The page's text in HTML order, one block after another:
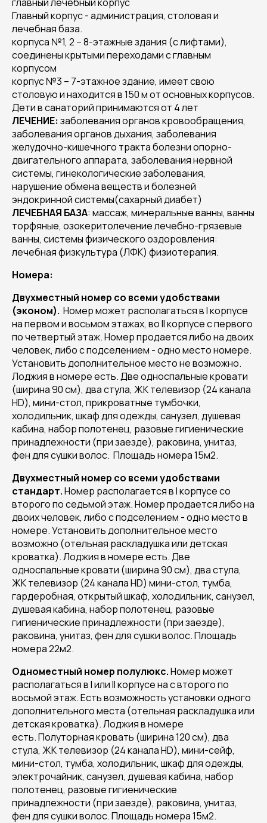
Главный корпус - администрация, столовая и
лечебная база.
корпуса №1, 2 – 8-этажные здания (с лифтами),
соединены крытыми переходами с главным
корпусом
корпус №3 – 7-этажное здание, имеет свою
столовую и находится в 150 м от основных корпусов.
Дети в санаторий принимаются от 4 лет
ЛЕЧЕНИЕ: заболевания органов кровообращения,
заболевания органов дыхания, заболевания
желудочно-кишечного тракта болезни опорно-
двигательного аппарата, заболевания нервной
системы, гинекологические заболевания,
нарушение обмена веществ и болезней
эндокринной системы(сахарный диабет)
ЛЕЧЕБНАЯ БАЗА: массаж, минеральные ванны, ванны
торфяные, озокеритолечение лечебно-грязевые
ванны, системы физического оздоровления:
лечебная физкультура (ЛФК) физиотерапия.
Номера:
Двухместный номер со всеми удобствами
(эконом). Номер может располагаться в I корпусе
на первом и восьмом этажах, во II корпусе с первого
по четвертый этаж. Номер продается либо на двоих
человек, либо с подселением - одно место номере.
Установить дополнительное место не возможно.
Лоджия в номере есть. Две односпальные кровати
(ширина 90 см), два стула, ЖК телевизор (24 канала
HD), мини-стол, прикроватные тумбочки,
холодильник, шкаф для одежды, санузел, душевая
кабина, набор полотенец, разовые гигиенические
принадлежности (при заезде), раковина, унитаз,
фен для сушки волос. Площадь номера 15м2.
Двухместный номер со всеми удобствами
стандарт.Номер располагается в I корпусе со
второго по седьмой этаж. Номер продается либо на
двоих человек, либо с подселением - одно место в
номере. Установить дополнительное место
возможно (отельная раскладушка или детская
кроватка). Лоджия в номере есть. Две
односпальные кровати (ширина 90 см), два стула,
ЖК телевизор (24 канала HD) мини-стол, тумба,
гардеробная, открытый шкаф, холодильник, санузел,
душевая кабина, набор полотенец, разовые
гигиенические принадлежности (при заезде),
раковина, унитаз, фен для сушки волос. Площадь
номера 22м2.
Одноместный номер полулюкс.Номер может
располагаться в I или II корпусе на с второго по
восьмой этаж. Есть возможность установки одного
дополнительного места (отельная раскладушка или
детская кроватка). Лоджия в номере
есть. Полуторная кровать (ширина 120 см), два
стула, ЖК телевизор (24 канала HD), мини-сейф,
мини-стол, тумба, холодильник, шкаф для одежды,
электрочайник, санузел, душевая кабина, набор
полотенец, разовые гигиенические
принадлежности (при заезде), раковина, унитаз,
фен для сушки волос. Площадь номера 15м2.